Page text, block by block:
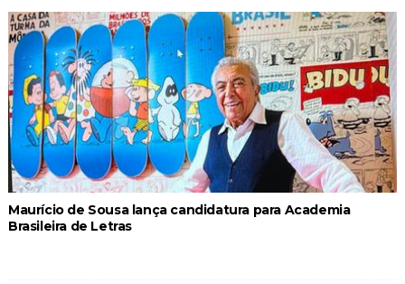
Maurício de Sousa lança candidatura para Academia
Brasileira de Letras